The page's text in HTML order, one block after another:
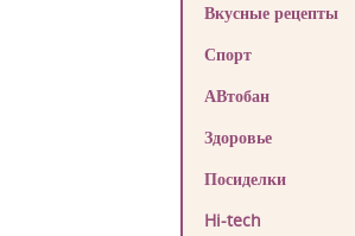
Вкусные рецепты
Спорт
АВтобан
Здоровье
Посиделки
Hi-tech